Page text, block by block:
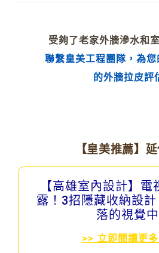
受夠了老家外牆滲水和室
聯繫皇美工程團隊，為
的外牆拉皮評
【皇美推薦】
【高雄室內設計】
露！3招隱藏收納設計
落的視覺
>> 立即閱讀更